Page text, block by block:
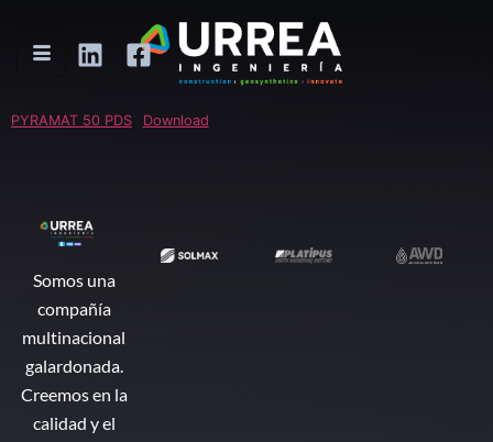
PYRAMAT 50 PDS Download
Somos una
compañía
multinacional
galardonada.
Creemos en la
calidad y el